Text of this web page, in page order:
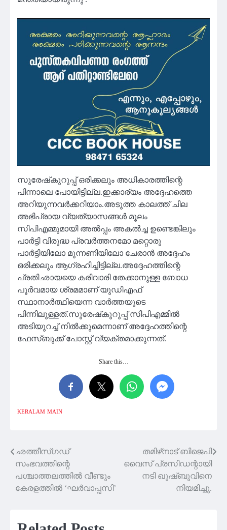
സുരേഷ്‌കുറുപ്പ് ഒരിക്കലും അധികാരത്തിന്റെ
പിന്നാലെ പോയിട്ടില്ല.ഇക്കാര്യം അദ്ദേഹത്തെ
അറിയുന്നവർക്കറിയാം.അടുത്ത കാലത്ത് ചില
അഭിപ്രായ വ്യത്യാസങ്ങൾ മൂലം
സിപിഎമ്മുമായി അൽപ്പം അകൽച്ച ഉണ്ടെങ്കിലും
പാർട്ടി വിരുദ്ധ പ്രവർത്തനമോ മറ്റൊരു
പാർട്ടിയിലോ മുന്നണിയിലോ ചേരാൻ അദ്ദേഹം
ഒരിക്കലും ആഗ്രഹിച്ചിട്ടില്ല.അദ്ദേഹത്തിന്റെ
പ്രതിഛായയെ കരിവാരി തേക്കാനുള്ള ബോധ
പൂർവമായ ശ്രമമാണ് യുഡിഎഫ്
സ്ഥാനാർത്ഥിയെന്ന വാർത്തയുടെ
പിന്നിലുള്ളത്.സുരേഷ്‌കുറുപ്പ് സിപിഎമ്മിൽ
അടിയുറച്ച് നിൽക്കുമെന്നാണ് അദ്ദേഹത്തിന്റെ
ഫേസ്‌ബുക്ക് പോസ്റ്റ് വ്യക്തമാക്കുന്നത്.
Share this…
KERALAM MAIN
Post
navigation
ഛത്തീസ്‌ഗഡ്‌
സംഭവത്തിന്റെ
പശ്ചാത്തലത്തിൽ വീണ്ടും
കേരളത്തിൽ ‘ഘര്‍വാപ്പസി’
തമിഴ്‌നാട് ബിജെപി
വൈസ് പ്രസി‍ഡന്റായി
നടി ഖുഷ്ബുവിനെ
നിയമിച്ചു.